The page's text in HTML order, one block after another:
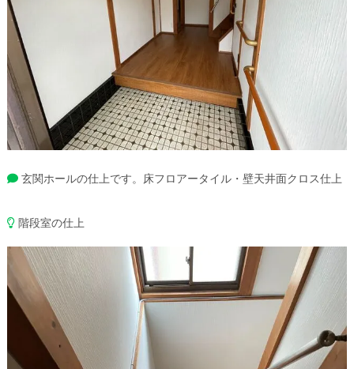
玄関ホールの仕上です。床フロアータイル・壁天井面クロス仕上
階段室の仕上